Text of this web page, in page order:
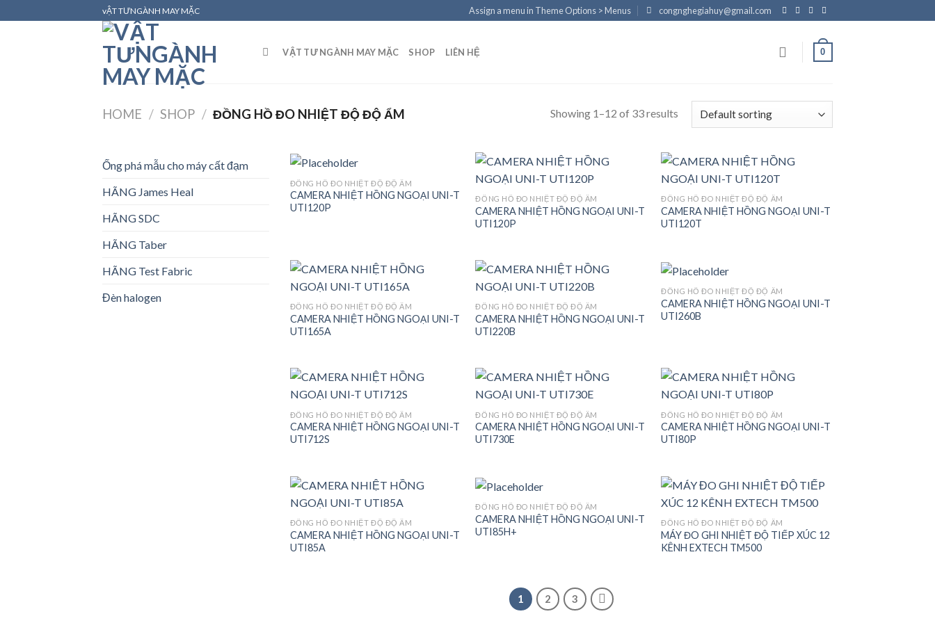
to
vẬT TƯNGÀNH MAY MẶC Assign a menu in Theme Options > Menus congnghegiahuy@gmail.com
VẬT TƯ NGÀNH MAY MẶC SHOP LIÊN HỆ 0
HOME / SHOP / ĐỒNG HỒ ĐO NHIỆT ĐỘ ĐỘ ẨM Showing 1–12 of 33 results
Ống phá mẫu cho máy cất đạm
HÃNG James Heal
HÃNG SDC
HÃNG Taber
HÃNG Test Fabric
Đèn halogen
ĐỒNG HỒ ĐO NHIỆT ĐỘ ĐỘ ẨM
CAMERA NHIỆT HỒNG NGOẠI UNI-T
UTI120P
Add to
ĐỒNG HỒ ĐO NHIỆT ĐỘ ĐỘ ẨM
CAMERA NHIỆT HỒNG NGOẠI UNI-T
UTI120P
Add to
ĐỒNG HỒ ĐO NHIỆT ĐỘ ĐỘ ẨM
CAMERA NHIỆT HỒNG NGOẠI UNI-T
UTI120T
Add to
ĐỒNG HỒ ĐO NHIỆT ĐỘ ĐỘ ẨM
CAMERA NHIỆT HỒNG NGOẠI UNI-T
UTI165A
Add to
ĐỒNG HỒ ĐO NHIỆT ĐỘ ĐỘ ẨM
CAMERA NHIỆT HỒNG NGOẠI UNI-T
UTI220B
ĐỒNG HỒ ĐO NHIỆT ĐỘ ĐỘ ẨM
CAMERA NHIỆT HỒNG NGOẠI UNI-T
UTI260B
Add to
ĐỒNG HỒ ĐO NHIỆT ĐỘ ĐỘ ẨM
CAMERA NHIỆT HỒNG NGOẠI UNI-T
UTI712S
Add to
ĐỒNG HỒ ĐO NHIỆT ĐỘ ĐỘ ẨM
CAMERA NHIỆT HỒNG NGOẠI UNI-T
UTI730E
Add to
ĐỒNG HỒ ĐO NHIỆT ĐỘ ĐỘ ẨM
CAMERA NHIỆT HỒNG NGOẠI UNI-T
UTI80P
Add to
ĐỒNG HỒ ĐO NHIỆT ĐỘ ĐỘ ẨM
CAMERA NHIỆT HỒNG NGOẠI UNI-T
UTI85A
ĐỒNG HỒ ĐO NHIỆT ĐỘ ĐỘ ẨM
CAMERA NHIỆT HỒNG NGOẠI UNI-T
UTI85H+
Add to
ĐỒNG HỒ ĐO NHIỆT ĐỘ ĐỘ ẨM
MÁY ĐO GHI NHIỆT ĐỘ TIẾP XÚC 12
KÊNH EXTECH TM500
1 2 3